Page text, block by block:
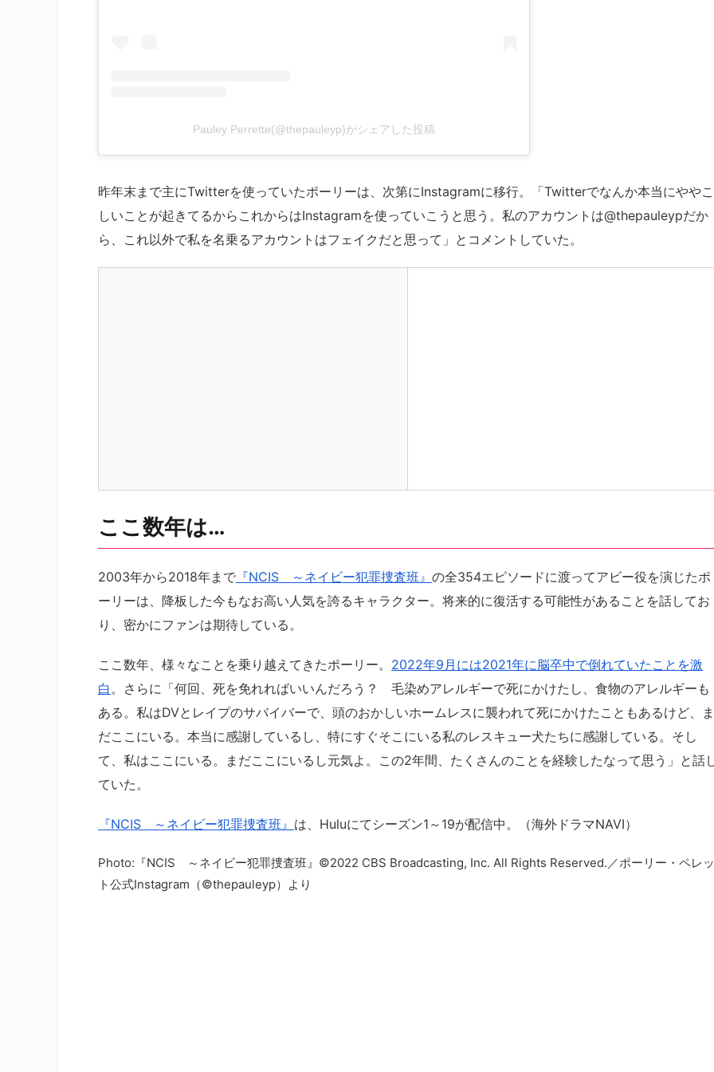
Pauley Perrette(@thepauleyp)がシェアした投稿
昨年末まで主にTwitterを使っていたポーリーは、次第にInstagramに移行。「Twitterでなんか本当にややこ
しいことが起きてるからこれからはInstagramを使っていこうと思う。私のアカウントは@thepauleypだか
ら、これ以外で私を名乗るアカウントはフェイクだと思って」とコメントしていた。
ここ数年は…
2003年から2018年まで 『NCIS ～ネイビー犯罪捜査班』 の全354エピソードに渡ってアビー役を演じたポ
ーリーは、降板した今もなお高い人気を誇るキャラクター。将来的に復活する可能性があることを話してお
り、密かにファンは期待している。
ここ数年、様々なことを乗り越えてきたポーリー。 2022年9月には2021年に脳卒中で倒れていたことを激
白。さらに「何回、死を免れればいいんだろう？ 毛染めアレルギーで死にかけたし、食物のアレルギーも
ある。私はDVとレイプのサバイバーで、頭のおかしいホームレスに襲われて死にかけたこともあるけど、ま
だここにいる。本当に感謝しているし、特にすぐそこにいる私のレスキュー犬たちに感謝している。そし
て、私はここにいる。まだここにいるし元気よ。この2年間、たくさんのことを経験したなって思う」と話
ていた。
『NCIS ～ネイビー犯罪捜査班』 は、Huluにてシーズン1～19が配信中。（海外ドラマNAVI）
Photo:『NCIS ～ネイビー犯罪捜査班』©2022 CBS Broadcasting, Inc. All Rights Reserved.／ポーリー・ペレッ
ト公式Instagram（©thepauleyp）より